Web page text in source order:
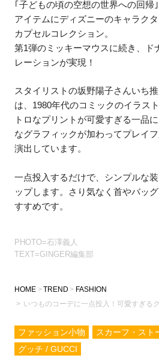
｢子どもの頃の空想の世界への回帰
アイテムにディズニーのキャラク
カプセルコレクション。
第1弾のミッキーマウスに続き、ド
レーションが実現！
スタイリストの坂野陽子さんいち
は、1980年代のコミックのイラス
トロなプリントが可愛すぎる一品
なグラフィックが加わってプレイ
演出しています。
一点投入するだけで、シンプルな
ップします。さり気なく首やバッ
すすめです。
PHOTO=石澤義人
TEXT=GINGER編集部
HOME TREND
FASHION
いつものコーデに一点投入！可愛すぎる
ファッション小物 スカーフ・スト
グッチ / GUCCI